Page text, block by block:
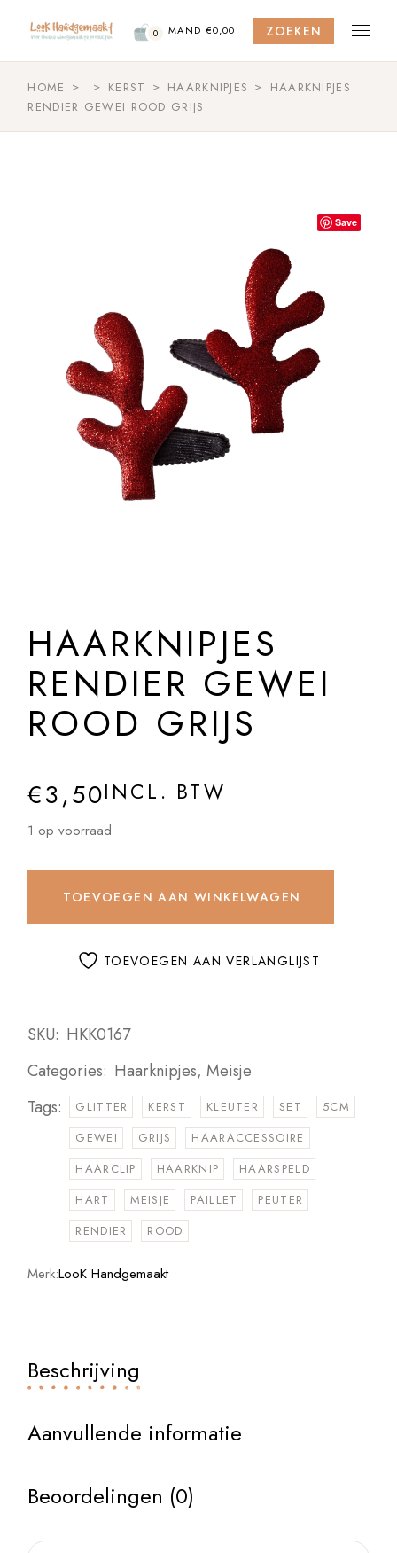
content
0 MAND €0,00 ZOEKEN
HOME KERST HAARKNIPJES
HAARKNIPJES
RENDIER GEWEI ROOD GRIJS
Save
HAARKNIPJES
RENDIER GEWEI
ROOD GRIJS
€3,50INCL. BTW
1 op voorraad
TOEVOEGEN AAN WINKELWAGEN
TOEVOEGEN AAN VERLANGLIJST
SKU: HKK0167
Categories: Haarknipjes,Meisje
Tags:
GLITTER KERST KLEUTER SET
5CM
GEWEI
GRIJS
HAARACCESSOIRE
HAARCLIP
HAARKNIP
HAARSPELD
HART
MEISJE PAILLET
PEUTER
RENDIER
ROOD
Merk:LooK Handgemaakt
Beschrijving
Aanvullende informatie
Beoordelingen (0)